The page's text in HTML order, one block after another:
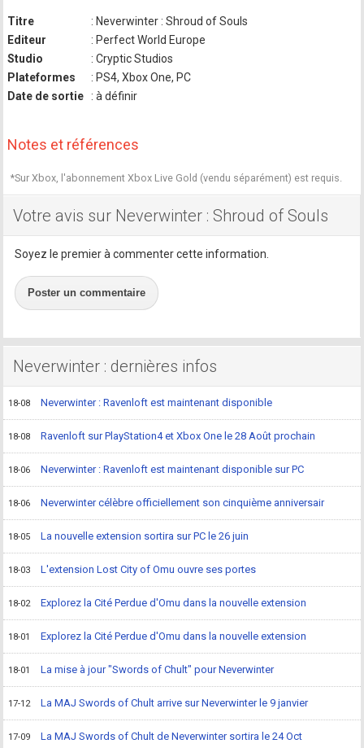
Titre
: Neverwinter : Shroud of Souls
Editeur
: Perfect World Europe
Studio
: Cryptic Studios
Plateformes
: PS4, Xbox One, PC
Date de sortie
: à définir
Notes et références
*Sur Xbox, l'abonnement Xbox Live Gold (vendu séparément) est requis.
Votre avis sur Neverwinter : Shroud of Souls
Soyez le premier à commenter cette information.
Poster un commentaire
Neverwinter : dernières infos
18-08 Neverwinter : Ravenloft est maintenant disponible
18-08 Ravenloft sur PlayStation4 et Xbox One le 28 Août prochain
18-06 Neverwinter : Ravenloft est maintenant disponible sur PC
18-06 Neverwinter célèbre officiellement son cinquième anniversair
18-05 La nouvelle extension sortira sur PC le 26 juin
18-03 L'extension Lost City of Omu ouvre ses portes
18-02 Explorez la Cité Perdue d'Omu dans la nouvelle extension
18-01 Explorez la Cité Perdue d'Omu dans la nouvelle extension
18-01 La mise à jour "Swords of Chult" pour Neverwinter
17-12 La MAJ Swords of Chult arrive sur Neverwinter le 9 janvier
17-09 La MAJ Swords of Chult de Neverwinter sortira le 24 Oct